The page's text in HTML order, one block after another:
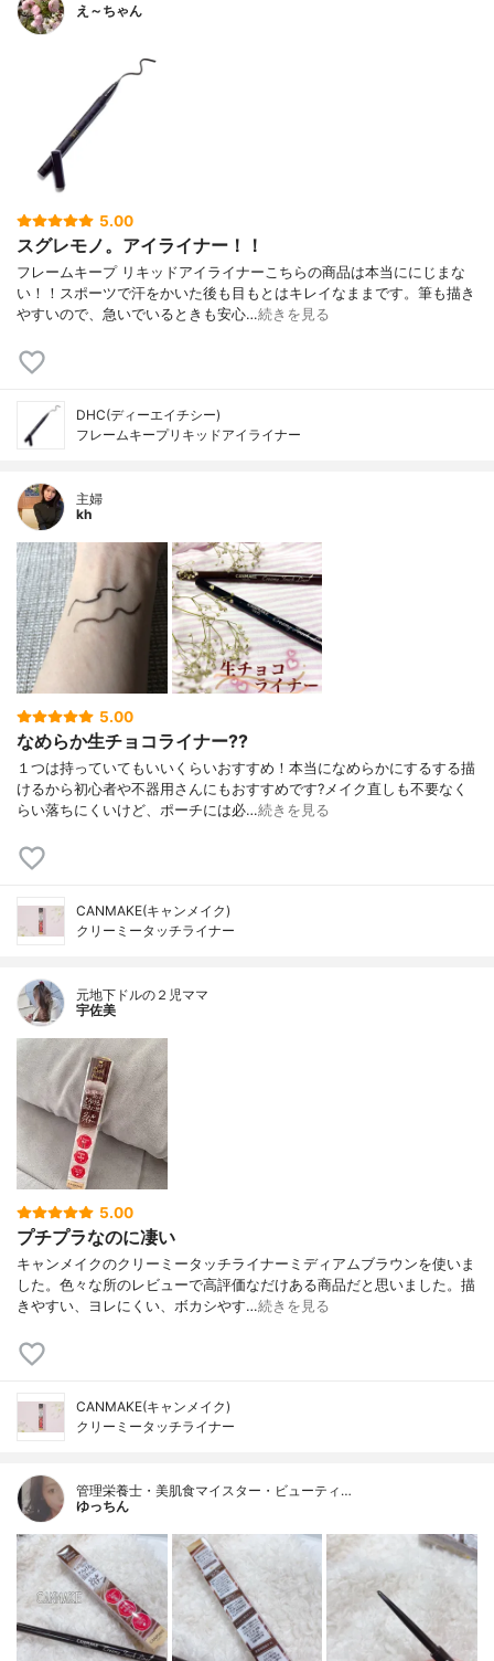
え～ちゃん
5.00
スグレモノ。アイライナー！！
フレームキープ リキッドアイライナーこちらの商品は本当ににじまな
い！！スポーツで汗をかいた後も目もとはキレイなままです。筆も描き
やすいので、急いでいるときも安心…続きを見る
DHC(ディーエイチシー)
フレームキープリキッドアイライナー
主婦
kh
5.00
なめらか生チョコライナー??
１つは持っていてもいいくらいおすすめ！本当になめらかにするする描
けるから初心者や不器用さんにもおすすめです?メイク直しも不要なく
らい落ちにくいけど、ポーチには必…続きを見る
CANMAKE(キャンメイク)
クリーミータッチライナー
元地下ドルの２児ママ
宇佐美
5.00
プチプラなのに凄い
キャンメイクのクリーミータッチライナーミディアムブラウンを使いま
した。色々な所のレビューで高評価なだけある商品だと思いました。描
きやすい、ヨレにくい、ボカシやす…続きを見る
CANMAKE(キャンメイク)
クリーミータッチライナー
管理栄養士・美肌食マイスター・ビューティ…
ゆっちん